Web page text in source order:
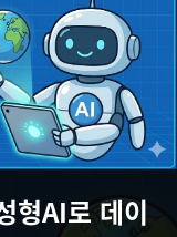
형AI로 데이